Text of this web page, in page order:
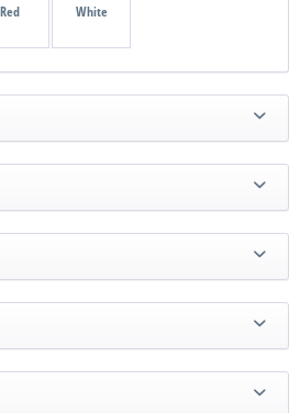
Red White